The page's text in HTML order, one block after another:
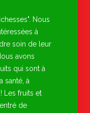
Nous
à
soin de leur
avons
qui sont à
santé, à
Les fruits et
de